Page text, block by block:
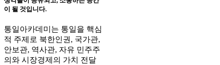
이 될 것입니다.
통일아카데미는 통일을 핵심
적 주제로 북한인권, 국가관,
안보관, 역사관, 자유 민주주
의와 시장경제의 가치 전달